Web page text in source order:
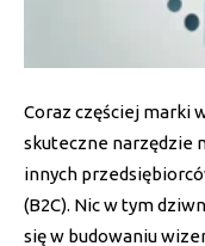
Coraz częściej marki
skuteczne narzędzie
innych
(B2C). Nic w tym
się w budowaniu